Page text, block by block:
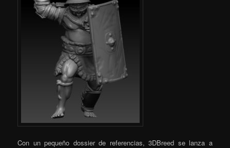
Con un pequeño dossier de referencias, 3DBreed se lanza a